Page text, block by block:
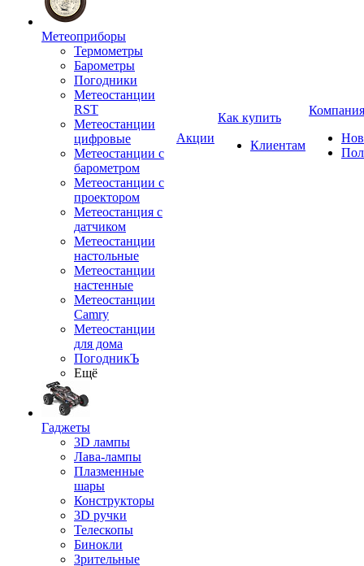
Метеоприборы
Термометры
Барометры
Погодники
Метеостанции
RST
Метеостанции
цифровые
Метеостанции с
барометром
Метеостанции с
проектором
Метеостанция с
датчиком
Метеостанции
настольные
Метеостанции
настенные
Метеостанции
Camry
Метеостанции
для дома
ПогодникЪ
Ещё
Гаджеты
3D лампы
Лава-лампы
Плазменные
шары
Конструкторы
3D ручки
Телескопы
Бинокли
Зрительные
Акции
Как купить
Клиентам
Компания